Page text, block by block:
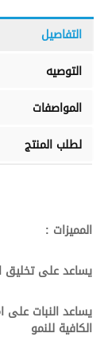
التفاصيل
التوصيه
المواصفات
لطلب المنتج
المميزات :
يساعد على تخليق
يساعد النبات على
الكافية للنمو